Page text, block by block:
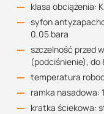
klasa obciążenia:
syfon
0,05 bara
szczelność przed
(podciśnienie), do
temperatura
ramka nasadowa:
kratka ściekowa: